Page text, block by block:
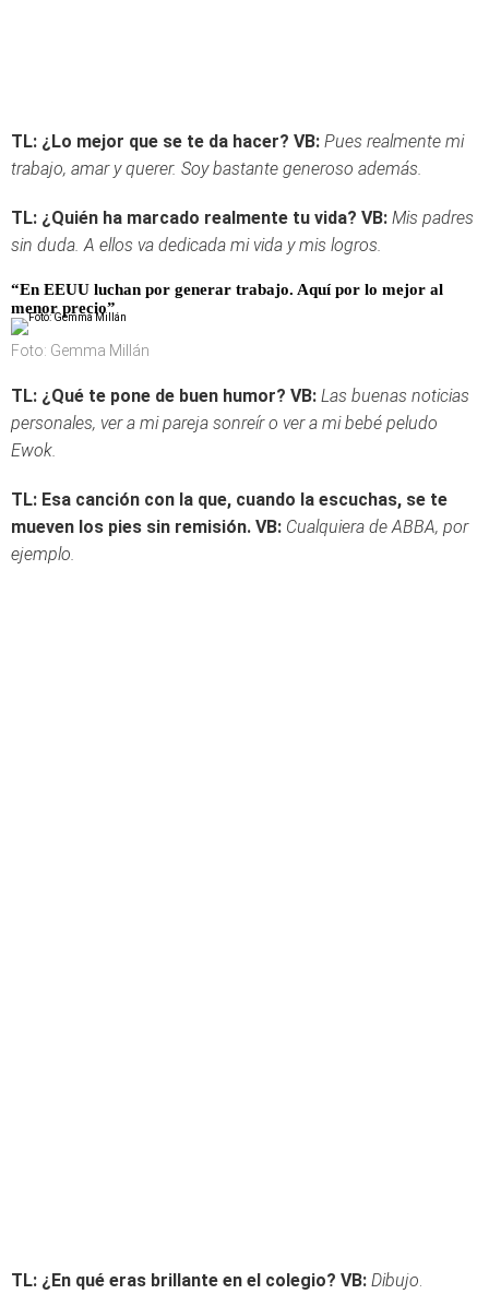
TL: ¿Lo mejor que se te da hacer? VB: Pues realmente mi
trabajo, amar y querer. Soy bastante generoso además.
TL: ¿Quién ha marcado realmente tu vida? VB: Mis padres
sin duda. A ellos va dedicada mi vida y mis logros.
“En EEUU luchan por generar trabajo. Aquí por lo mejor al
menor precio”
Foto: Gemma Millán
TL: ¿Qué te pone de buen humor? VB: Las buenas noticias
personales, ver a mi pareja sonreír o ver a mi bebé peludo
Ewok.
TL: Esa canción con la que, cuando la escuchas, se te
mueven los pies sin remisión. VB: Cualquiera de ABBA, por
ejemplo.
TL: ¿En qué eras brillante en el colegio? VB: Dibujo.